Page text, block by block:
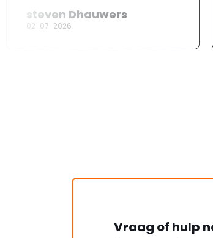
steven Dhauwers
02-07-2026
Vraag of hulp